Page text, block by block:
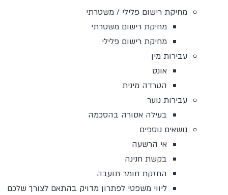
מחיקת רישום פלילי / משטרתי
מחיקת רישום משטרתי
מחיקת רישום פלילי
עבירות מין
אונס
הטרדה מינית
עבירות נוער
בעילה אסורה בהסכמה
נושאים נוספים
אי הרשעה
בקשת חנינה
החזקת חומר תועבה
ליווי משפטי לפתרון מדויק בהתאם לצורך שלכם